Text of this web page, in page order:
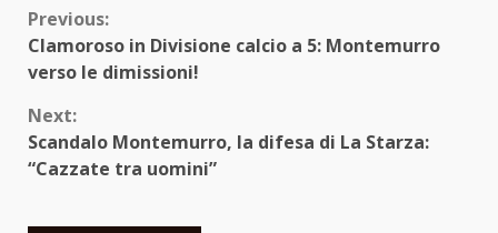
Continue
Reading
Previous:
Clamoroso in Divisione calcio a 5: Montemurro
verso le dimissioni!
Next:
Scandalo Montemurro, la difesa di La Starza:
“Cazzate tra uomini”